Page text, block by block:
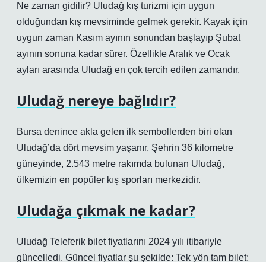
Ne zaman gidilir? Uludağ kış turizmi için uygun
olduğundan kış mevsiminde gelmek gerekir. Kayak için
uygun zaman Kasım ayının sonundan başlayıp Şubat
ayının sonuna kadar sürer. Özellikle Aralık ve Ocak
ayları arasında Uludağ en çok tercih edilen zamandır.
Uludağ nereye bağlıdır?
Bursa denince akla gelen ilk sembollerden biri olan
Uludağ’da dört mevsim yaşanır. Şehrin 36 kilometre
güneyinde, 2.543 metre rakımda bulunan Uludağ,
ülkemizin en popüler kış sporları merkezidir.
Uludağa çıkmak ne kadar?
Uludağ Teleferik bilet fiyatlarını 2024 yılı itibariyle
güncelledi. Güncel fiyatlar şu şekilde: Tek yön tam bilet: